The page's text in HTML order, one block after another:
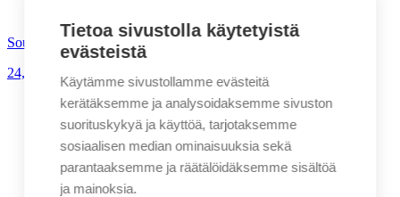
South West Coronita naisten pikeepaita
24,90
alv. 0%
Tietoa sivustolla käytetyistä
evästeistä
Käytämme sivustollamme evästeitä
kerätäksemme ja analysoidaksemme sivuston
suorituskykyä ja käyttöä, tarjotaksemme
sosiaalisen median ominaisuuksia sekä
parantaaksemme ja räätälöidäksemme sisältöä
ja mainoksia.